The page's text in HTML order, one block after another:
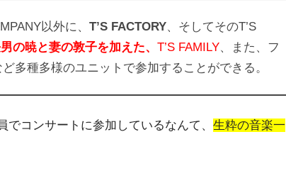
以外に、 T’S FACTORY、そしてそのT’S
の暁と妻の敦子を加えた、 T’S FAMILY、また、フ
ど多種多様のユニットで参加することができる。
コンサートに参加しているなんて、 生粋の音楽一